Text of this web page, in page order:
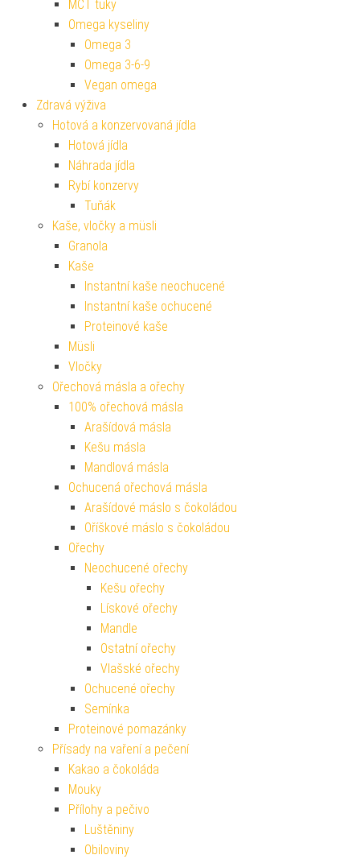
MCT tuky
Omega kyseliny
Omega 3
Omega 3-6-9
Vegan omega
Zdravá výživa
Hotová a konzervovaná jídla
Hotová jídla
Náhrada jídla
Rybí konzervy
Tuňák
Kaše, vločky a müsli
Granola
Kaše
Instantní kaše neochucené
Instantní kaše ochucené
Proteinové kaše
Müsli
Vločky
Ořechová másla a ořechy
100% ořechová másla
Arašídová másla
Kešu másla
Mandlová másla
Ochucená ořechová másla
Arašídové máslo s čokoládou
Oříškové máslo s čokoládou
Ořechy
Neochucené ořechy
Kešu ořechy
Lískové ořechy
Mandle
Ostatní ořechy
Vlašské ořechy
Ochucené ořechy
Semínka
Proteinové pomazánky
Přísady na vaření a pečení
Kakao a čokoláda
Mouky
Přílohy a pečivo
Luštěniny
Obiloviny